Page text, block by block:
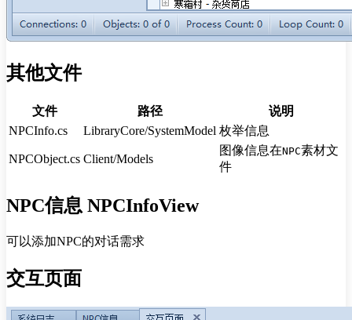
其他文件
文件 路径
说明
NPCInfo.cs
LibraryCore/SystemModel 枚举信息
NPCObject.cs Client/Models
图像信息在NPC素材文
件
NPC信息 NPCInfoView
可以添加NPC的对话需求
交互页面